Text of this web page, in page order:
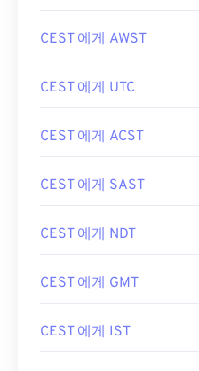
CEST 에게 AWST
CEST 에게 UTC
CEST 에게 ACST
CEST 에게 SAST
CEST 에게 NDT
CEST 에게 GMT
CEST 에게 IST